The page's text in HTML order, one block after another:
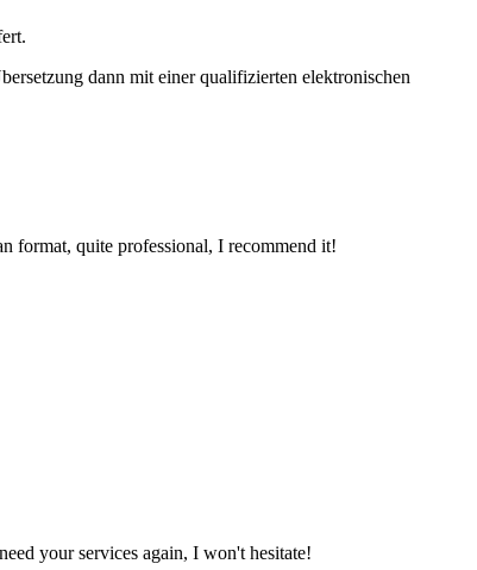
dann mit einer qualifizierten elektronischen
format, quite professional, I recommend it!
your services again, I won't hesitate!